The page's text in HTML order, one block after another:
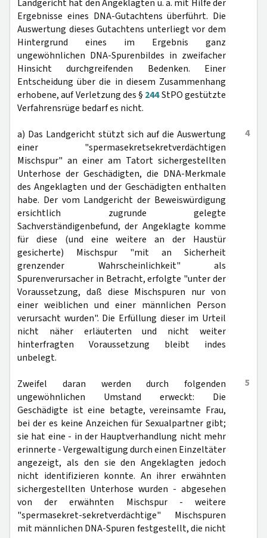
Landgericht hat den Angeklagten u. a. mit Hilfe der
Ergebnisse eines DNA-Gutachtens überführt. Die
Auswertung dieses Gutachtens unterliegt vor dem
Hintergrund eines im Ergebnis ganz
ungewöhnlichen DNA-Spurenbildes in zweifacher
Hinsicht durchgreifenden Bedenken. Einer
Entscheidung über die in diesem Zusammenhang
erhobene, auf Verletzung des § 244StPO gestützte
Verfahrensrüge bedarf es nicht.
4
a) Das Landgericht stützt sich auf die Auswertung
einer "spermasekretsekretverdächtigen
Mischspur" an einer am Tatort sichergestellten
Unterhose der Geschädigten, die DNA-Merkmale
des Angeklagten und der Geschädigten enthalten
habe. Der vom Landgericht der Beweiswürdigung
ersichtlich zugrunde gelegte
Sachverständigenbefund, der Angeklagte komme
für diese (und eine weitere an der Haustür
gesicherte) Mischspur "mit an Sicherheit
grenzender Wahrscheinlichkeit" als
Spurenverursacher in Betracht, erfolgte "unter der
Voraussetzung, daß diese Mischspuren nur von
einer weiblichen und einer männlichen Person
verursacht wurden". Die Erfüllung dieser im Urteil
nicht näher erläuterten und nicht weiter
hinterfragten Voraussetzung bleibt indes
unbelegt.
5
Zweifel daran werden durch folgenden
ungewöhnlichen Umstand erweckt: Die
Geschädigte ist eine betagte, vereinsamte Frau,
bei der es keine Anzeichen für Sexualpartner gibt;
sie hat eine - in der Hauptverhandlung nicht mehr
erinnerte - Vergewaltigung durch einen Einzeltäter
angezeigt, als den sie den Angeklagten jedoch
nicht identifizieren konnte. An ihrer erwähnten
sichergestellten Unterhose wurden - abgesehen
von der erwähnten Mischspur - weitere
"spermasekret-sekretverdächtige" Mischspuren
mit männlichen DNA-Spuren festgestellt, die nicht